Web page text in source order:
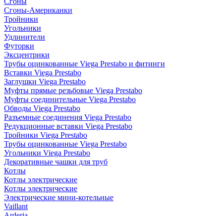
Сгоны-Американки
Тройники
Угольники
Удлинители
Футорки
Эксцентрики
Трубы оцинкованные Viega Prestabo и фитинги
Вставки Viega Prestabo
Заглушки Viega Prestabo
Муфты прямые резьбовые Viega Prestabo
Муфты соединительные Viega Prestabo
Обводы Viega Prestabo
Разъемные соединения Viega Prestabo
Редукционные вставки Viega Prestabo
Тройники Viega Prestabo
Трубы оцинкованные Viega Prestabo
Угольники Viega Prestabo
Декоративные чашки для труб
Котлы
Котлы электрические
Котлы электрические
Электрические мини-котельные
Vaillant